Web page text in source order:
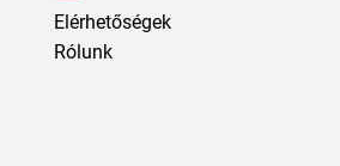
Elérhetőségek
Rólunk